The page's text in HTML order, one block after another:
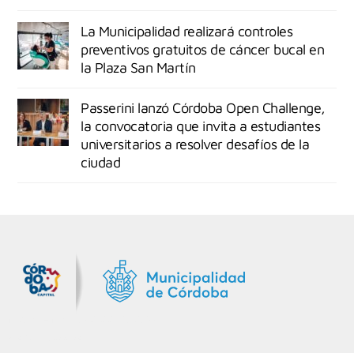
La Municipalidad realizará controles
preventivos gratuitos de cáncer bucal en
la Plaza San Martín
Passerini lanzó Córdoba Open Challenge,
la convocatoria que invita a estudiantes
universitarios a resolver desafíos de la
ciudad